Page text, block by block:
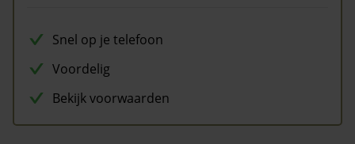
Snel op je telefoon
Voordelig
Bekijk voorwaarden